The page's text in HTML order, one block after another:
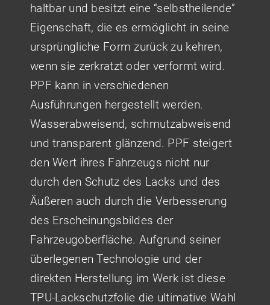
haltbar und besitzt eine “selbstheilende”
Eigenschaft, die es ermöglicht in seine
ursprüngliche Form zurück zu kehren,
wenn sie zerkratzt oder verformt wird.
PPF kann in verschiedenen
Ausführungen hergestellt werden.
Wasserabweisend, schmutzabweisend
und transparent glänzend. PPF steigert
den Wert ihres Fahrzeugs nicht nur
durch den Schutz des Lacks und des
Äußeren auch durch die Verbesserung
des Erscheinungsbildes der
Fahrzeugoberfläche. Aufgrund seiner
überlegenen Technologie und der
direkten Herstellung im Werk ist diese
TPU-Lackschutzfolie die ultimative Wahl